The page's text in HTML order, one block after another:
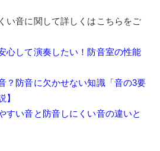
い音に関して詳しくはこちらをご
心して演奏したい！防音室の性能
？防音に欠かせない知識「音の3要
】
すい音と防音しにくい音の違いと